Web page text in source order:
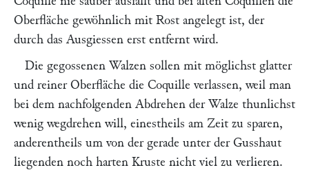
Oberfläche gewöhnlich mit Rost angelegt ist, der
durch das Ausgiessen erst entfernt wird.
Die gegossenen Walzen sollen mit möglichst glatter
und reiner Oberfläche die Coquille verlassen, weil man
bei dem nachfolgenden Abdrehen der Walze thunlichst
wenig wegdrehen will, einestheils am Zeit zu sparen,
anderentheils um von der gerade unter der Gusshaut
liegenden noch harten Kruste nicht viel zu verlieren.